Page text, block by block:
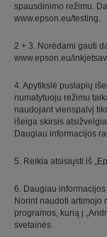
spausdinimo režimu.
www.epson.eu/testing.
2 + 3. Norėdami gauti
www.epson.eu/
4. Apytikslė puslapių
numatytuoju režimu
naudojant vienspalvį
išeiga skirsis
Daugiau informacijos
5. Reikia atsisiųsti iš
6. Daugiau
Norint naudoti artimojo
programos, kurią į
svetainės.